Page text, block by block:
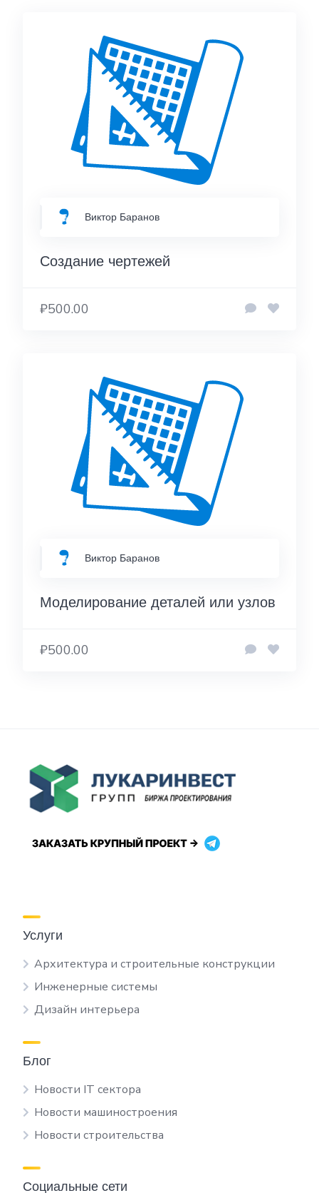
Виктор Баранов
Создание чертежей
₽500.00
Виктор Баранов
Моделирование деталей или узлов
₽500.00
Услуги
Архитектура и строительные конструкции
Инженерные системы
Дизайн интерьера
Блог
Новости IT сектора
Новости машиностроения
Новости строительства
Социальные сети